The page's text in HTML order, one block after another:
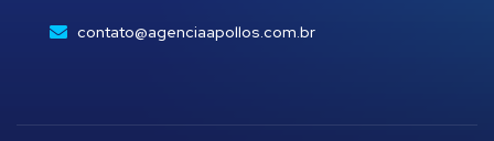
contato@agenciaapollos.com.br